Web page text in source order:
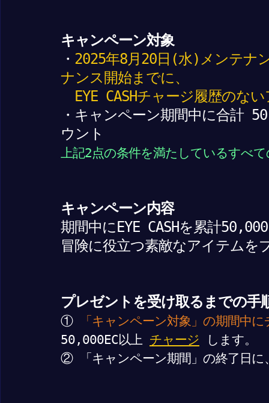
キャンペーン対象
・ 2025年8月20日(水)メンテナ
ナンス開始までに、
EYE CASHチャージ履歴のな
・キャンペーン期間中に合計
ウント
上記2点の条件を満たしているすべ
キャンペーン内容
期間中にEYE CASHを累計
冒険に役立つ素敵なアイテムを
プレゼントを受け取るまでの手
①
「キャンペーン対象」の期間中
50,000EC以上 チャージ します。
② 「キャンペーン期間」の終了日に